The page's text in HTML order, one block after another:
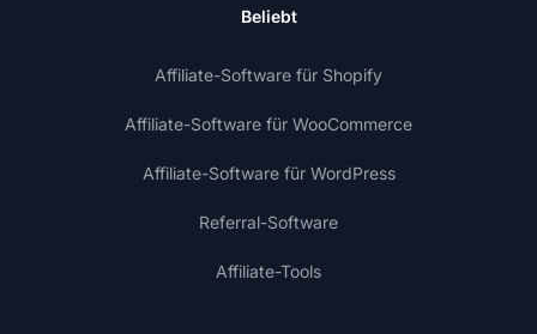
Beliebt
Affiliate-Software für Shopify
Affiliate-Software für WooCommerce
Affiliate-Software für WordPress
Referral-Software
Affiliate-Tools